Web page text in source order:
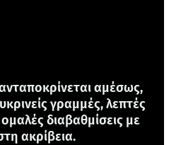
αμέσως,
γραμμές, λεπτές
διαβαθμίσεις με
ακρίβεια.